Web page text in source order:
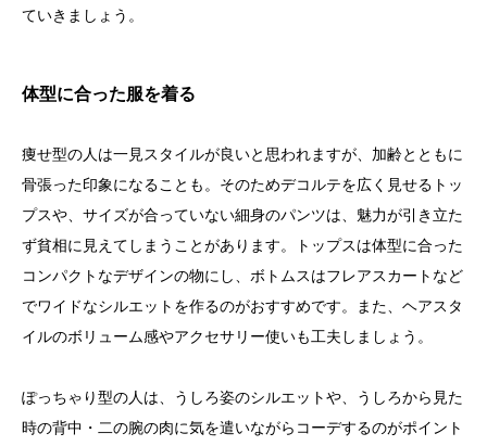
ていきましょう。
体型に合った服を着る
痩せ型の人は一見スタイルが良いと思われますが、加齢とともに
骨張った印象になることも。そのためデコルテを広く見せるトッ
プスや、サイズが合っていない細身のパンツは、魅力が引き立た
ず貧相に見えてしまうことがあります。トップスは体型に合った
コンパクトなデザインの物にし、ボトムスはフレアスカートなど
でワイドなシルエットを作るのがおすすめです。また、ヘアスタ
イルのボリューム感やアクセサリー使いも工夫しましょう。
ぽっちゃり型の人は、うしろ姿のシルエットや、うしろから見た
時の背中・二の腕の肉に気を遣いながらコーデするのがポイント